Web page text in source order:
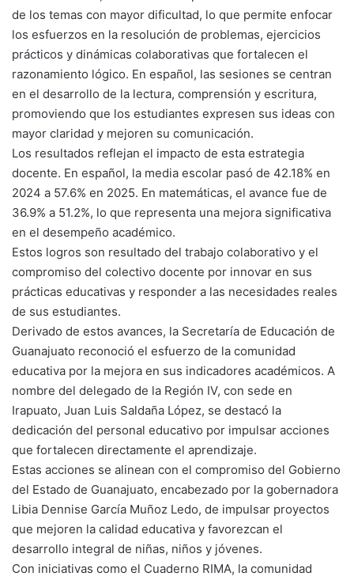
de los temas con mayor dificultad, lo que permite enfocar
los esfuerzos en la resolución de problemas, ejercicios
prácticos y dinámicas colaborativas que fortalecen el
razonamiento lógico. En español, las sesiones se centran
en el desarrollo de la lectura, comprensión y escritura,
promoviendo que los estudiantes expresen sus ideas con
mayor claridad y mejoren su comunicación.
Los resultados reflejan el impacto de esta estrategia
docente. En español, la media escolar pasó de 42.18% en
2024 a 57.6% en 2025. En matemáticas, el avance fue de
36.9% a 51.2%, lo que representa una mejora significativa
en el desempeño académico.
Estos logros son resultado del trabajo colaborativo y el
compromiso del colectivo docente por innovar en sus
prácticas educativas y responder a las necesidades reales
de sus estudiantes.
Derivado de estos avances, la Secretaría de Educación de
Guanajuato reconoció el esfuerzo de la comunidad
educativa por la mejora en sus indicadores académicos. A
nombre del delegado de la Región IV, con sede en
Irapuato, Juan Luis Saldaña López, se destacó la
dedicación del personal educativo por impulsar acciones
que fortalecen directamente el aprendizaje.
Estas acciones se alinean con el compromiso del Gobierno
del Estado de Guanajuato, encabezado por la gobernadora
Libia Dennise García Muñoz Ledo, de impulsar proyectos
que mejoren la calidad educativa y favorezcan el
desarrollo integral de niñas, niños y jóvenes.
Con iniciativas como el Cuaderno RIMA, la comunidad